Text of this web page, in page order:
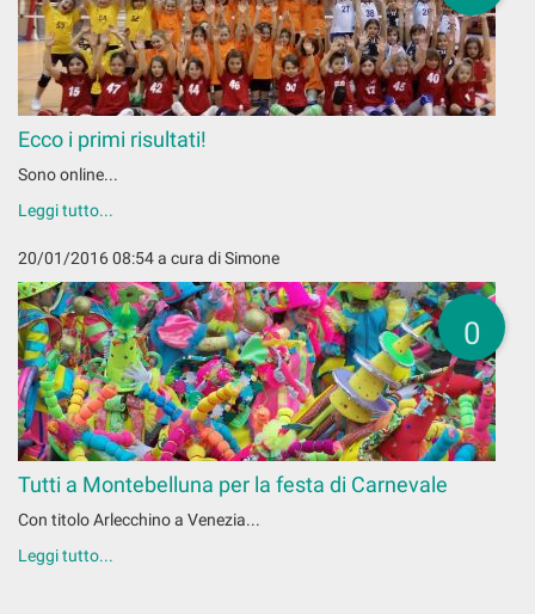
Ecco i primi risultati!
Sono online...
Leggi tutto...
20/01/2016 08:54a cura di Simone
0
Tutti a Montebelluna per la festa di Carnevale
Con titolo Arlecchino a Venezia...
Leggi tutto...